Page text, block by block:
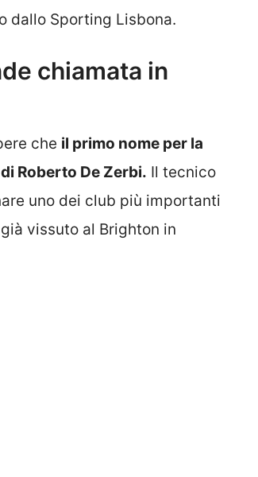
dallo Sporting Lisbona.
chiamata in
che il primo nome per la
Roberto De Zerbi. Il tecnico
uno dei club più importanti
vissuto al Brighton in